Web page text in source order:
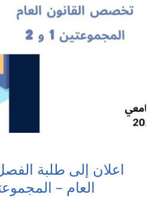
اعلان إلى طلبة